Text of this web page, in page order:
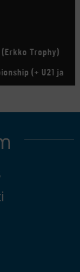
Trophy)
(+ U21 ja